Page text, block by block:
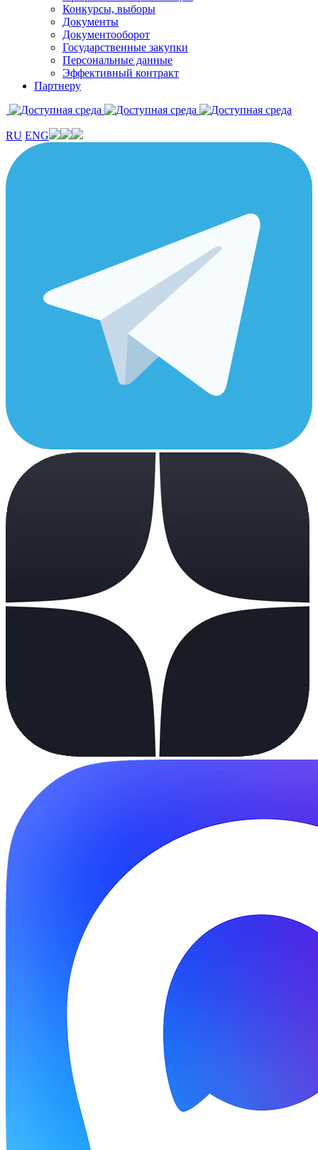
Конкурсы, выборы
Документы
Документооборот
Государственные закупки
Персональные данные
Эффективный контракт
Партнеру
RU ENG